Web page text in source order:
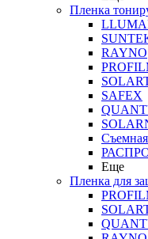
Пленка
RAYNO
SAFEX
Еще
Пленка для